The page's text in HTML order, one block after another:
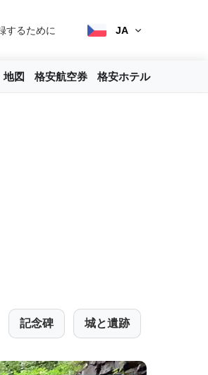
するために JA
地図 格安航空券 格安ホテル
記念碑 城と遺跡